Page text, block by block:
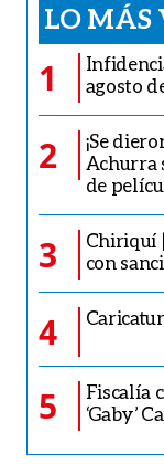
LO MÁS
1
agosto
2
¡Se
Achurra
de
3
Chiriquí
con
4
5
Fiscalía
‘Gaby’